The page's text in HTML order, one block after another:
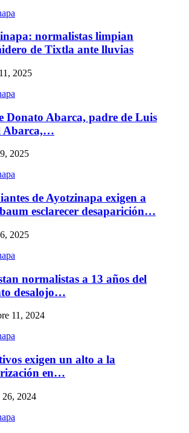
normalistas limpian
de Tixtla ante lluvias
2025
Donato Abarca, padre de Luis
Abarca,…
2025
de Ayotzinapa exigen a
esclarecer desaparición…
2025
normalistas a 13 años del
desalojo…
11, 2024
exigen un alto a la
en…
26, 2024